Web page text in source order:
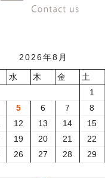
2026年8月
水 木 金 土
1
5 6 7 8
12 13 14 15
19 20 21 22
26 27 28 29